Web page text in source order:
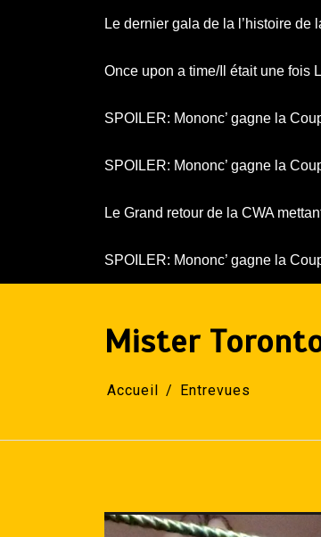
Le dernier gala de la l’histoire de
Once upon a time/Il était une fois
SPOILER: Mononc’ gagne la
SPOILER: Mononc’ gagne la
Le Grand retour de la CWA
SPOILER: Mononc’ gagne la
Mister
Accueil Entrevues